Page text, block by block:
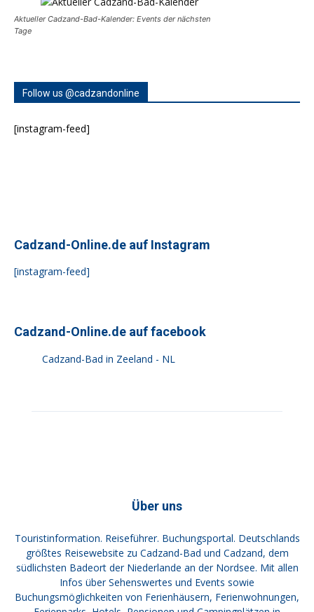
Aktueller Cadzand-Bad-Kalender: Events der nächsten
Tage
Follow us @cadzandonline
[instagram-feed]
Cadzand-Online.de auf Instagram
[instagram-feed]
Cadzand-Online.de auf facebook
Cadzand-Bad in Zeeland - NL
Über uns
Touristinformation. Reiseführer. Buchungsportal. Deutschlands
größtes Reisewebsite zu Cadzand-Bad und Cadzand, dem
südlichsten Badeort der Niederlande an der Nordsee. Mit allen
Infos über Sehenswertes und Events sowie
Buchungsmöglichkeiten von Ferienhäusern, Ferienwohnungen,